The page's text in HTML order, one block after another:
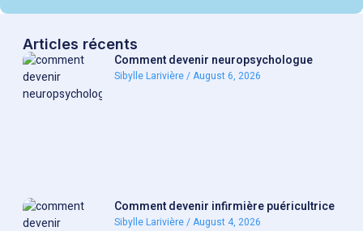
Articles récents
Comment devenir neuropsychologue
Sibylle Larivière August 6, 2026
Comment devenir infirmière puéricultrice
Sibylle Larivière August 4, 2026